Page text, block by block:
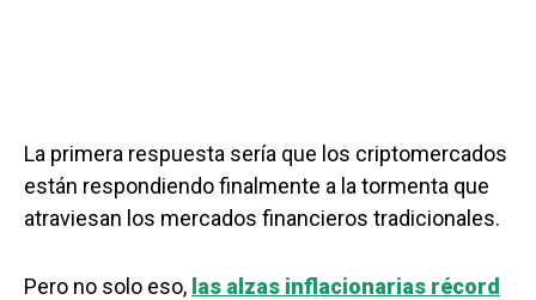
La primera respuesta sería que los criptomercados
están respondiendo finalmente a la tormenta que
atraviesan los mercados financieros tradicionales.
Pero no solo eso, las alzas inflacionarias récord